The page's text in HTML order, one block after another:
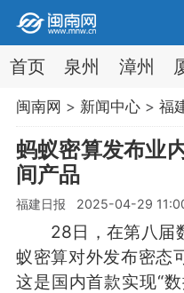
首页 泉州 漳州
闽南网 > 新闻中心> 福
蚂蚁密算发布业
间产品
福建日报 2025-04-29
28日，在第八届
蚁密算对外发布密态
这是国内首款实现“